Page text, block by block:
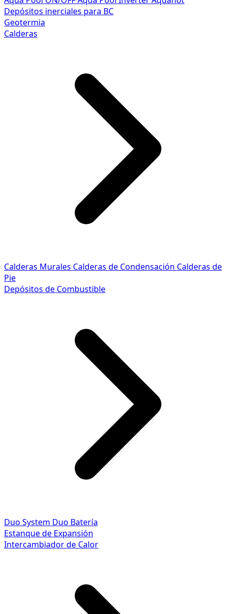
Depósitos inerciales para BC
Geotermia
Calderas
Calderas Murales Calderas de Condensación Calderas de
Pie
Depósitos de Combustible
Duo System Duo Batería
Estanque de Expansión
Intercambiador de Calor